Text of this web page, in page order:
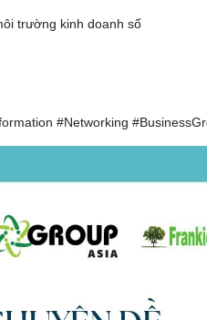
trường kinh doanh số
#Networking